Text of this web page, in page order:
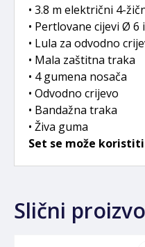
• 3.8 m električni 4-
• Pertlovane cijevi Ø
• Lula za odvodno
• Mala zaštitna traka
• 4 gumena nosača
• Odvodno crijevo
• Bandažna traka
• Živa guma
Set se može
Slični